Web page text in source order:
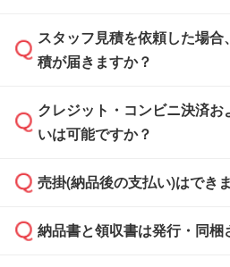
可能です。見積・注文フォ
まま進む』ボタンからお進
スタッフ見積を依頼した場
積が届きますか？
通常、翌営業日までにお送
雑状況によっては、お時間
依頼いただいた場合は、翌
クレジット・コンビニ決済
いは可能ですか？
銀行振込のみのご対応とな
売掛(納品後の支払い)はでき
基本的には先入金をお願い
納品書と領収書は発行・同梱